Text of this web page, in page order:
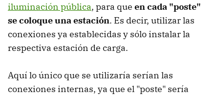
iluminación pública, para que en cada "poste"
se coloque una estación. Es decir, utilizar las
conexiones ya establecidas y sólo instalar la
respectiva estación de carga.
Aquí lo único que se utilizaría serían las
conexiones internas, ya que el "poste" sería